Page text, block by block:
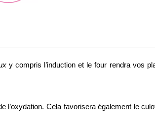
y compris l’induction et le four rendra vos
l’oxydation. Cela favorisera également le